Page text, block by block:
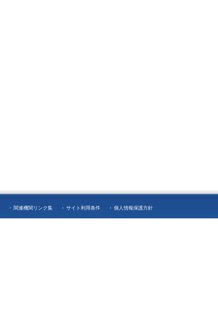
関連機関リンク集 サイト利用条件 個人情報保護方針